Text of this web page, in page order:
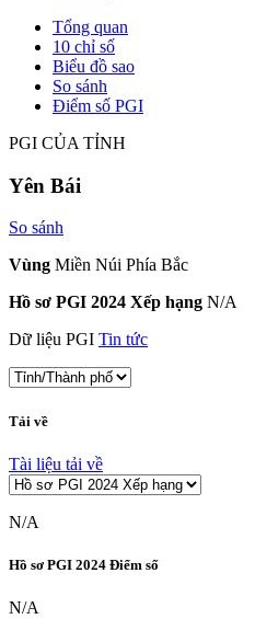
Tổng quan
10 chỉ số
Biểu đồ sao
So sánh
Điểm số PGI
PGI CỦA TỈNH
Yên Bái
So sánh
Vùng Miền Núi Phía Bắc
Hồ sơ PGI 2024 Xếp hạng N/A
Dữ liệu PGI Tin tức
Tải về
Tài liệu tải về
N/A
Hồ sơ PGI 2024 Điểm số
N/A